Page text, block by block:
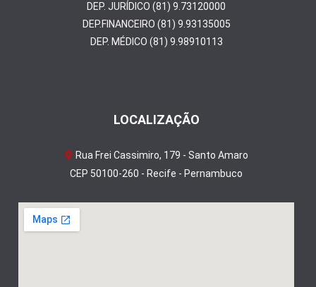
DEP. JURÍDICO (81) 9.73120000
DEP.FINANCEIRO (81) 9.93135005
DEP. MÉDICO (81) 9.98910113
LOCALIZAÇÃO
Rua Frei Cassimiro, 179 - Santo Amaro
CEP 50100-260 - Recife - Pernambuco